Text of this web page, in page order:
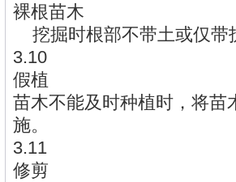
裸根苗木
挖掘时根部不带土或仅带
3.10
假植
苗木不能及时种植时，将苗
施。
3.11
修剪